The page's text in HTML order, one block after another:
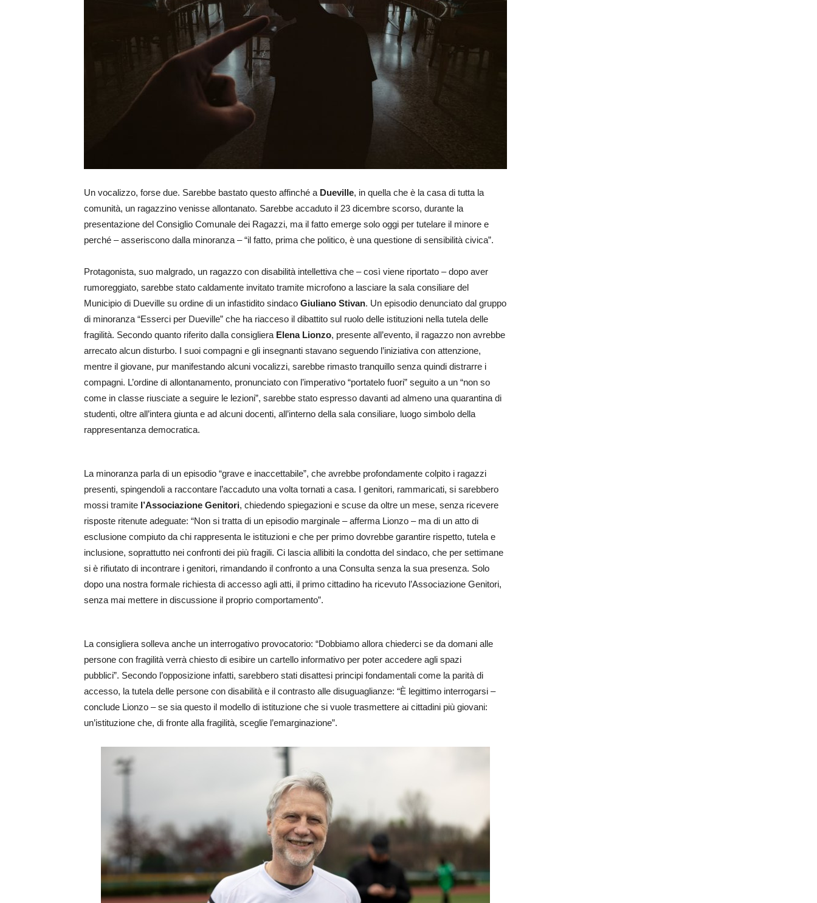
Un vocalizzo, forse due. Sarebbe bastato questo affinché a Dueville, in quella che è la casa di tutta la
comunità, un ragazzino venisse allontanato. Sarebbe accaduto il 23 dicembre scorso, durante la
presentazione del Consiglio Comunale dei Ragazzi, ma il fatto emerge solo oggi per tutelare il minore e
perché – asseriscono dalla minoranza – “il fatto, prima che politico, è una questione di sensibilità civica”.
Protagonista, suo malgrado, un ragazzo con disabilità intellettiva che – così viene riportato – dopo aver
rumoreggiato, sarebbe stato caldamente invitato tramite microfono a lasciare la sala consiliare del
Municipio di Dueville su ordine di un infastidito sindaco Giuliano Stivan. Un episodio denunciato dal gruppo
di minoranza “Esserci per Dueville” che ha riacceso il dibattito sul ruolo delle istituzioni nella tutela delle
fragilità. Secondo quanto riferito dalla consigliera Elena Lionzo, presente all’evento, il ragazzo non avrebbe
arrecato alcun disturbo. I suoi compagni e gli insegnanti stavano seguendo l’iniziativa con attenzione,
mentre il giovane, pur manifestando alcuni vocalizzi, sarebbe rimasto tranquillo senza quindi distrarre i
compagni. L’ordine di allontanamento, pronunciato con l’imperativo “portatelo fuori” seguito a un “non so
come in classe riusciate a seguire le lezioni”, sarebbe stato espresso davanti ad almeno una quarantina di
studenti, oltre all’intera giunta e ad alcuni docenti, all’interno della sala consiliare, luogo simbolo della
rappresentanza democratica.
La minoranza parla di un episodio “grave e inaccettabile”, che avrebbe profondamente colpito i ragazzi
presenti, spingendoli a raccontare l’accaduto una volta tornati a casa. I genitori, rammaricati, si sarebbero
mossi tramite l’Associazione Genitori, chiedendo spiegazioni e scuse da oltre un mese, senza ricevere
risposte ritenute adeguate: “Non si tratta di un episodio marginale – afferma Lionzo – ma di un atto di
esclusione compiuto da chi rappresenta le istituzioni e che per primo dovrebbe garantire rispetto, tutela e
inclusione, soprattutto nei confronti dei più fragili. Ci lascia allibiti la condotta del sindaco, che per settimane
si è rifiutato di incontrare i genitori, rimandando il confronto a una Consulta senza la sua presenza. Solo
dopo una nostra formale richiesta di accesso agli atti, il primo cittadino ha ricevuto l’Associazione Genitori,
senza mai mettere in discussione il proprio comportamento”.
La consigliera solleva anche un interrogativo provocatorio: “Dobbiamo allora chiederci se da domani alle
persone con fragilità verrà chiesto di esibire un cartello informativo per poter accedere agli spazi
pubblici”. Secondo l’opposizione infatti, sarebbero stati disattesi principi fondamentali come la parità di
accesso, la tutela delle persone con disabilità e il contrasto alle disuguaglianze: “È legittimo interrogarsi –
conclude Lionzo – se sia questo il modello di istituzione che si vuole trasmettere ai cittadini più giovani:
un’istituzione che, di fronte alla fragilità, sceglie l’emarginazione”.